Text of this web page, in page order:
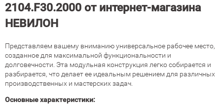
2104.F30.2000 от интернет-магазина
НЕВИЛОН
Представляем вашему вниманию универсальное рабочее место,
созданное для максимальной функциональности и
долговечности. Эта модульная конструкция легко собирается и
разбирается, что делает ее идеальным решением для различных
производственных и мастерских задач.
Основные характеристики: